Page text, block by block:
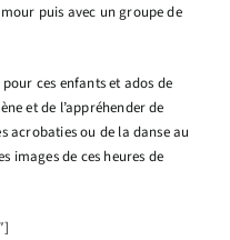
puis avec un groupe de
ces enfants et ados de
et de l’appréhender de
acrobaties ou de la danse au
images de ces heures de